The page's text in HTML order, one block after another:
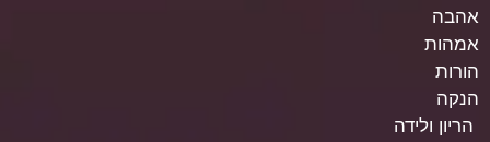
אהבה
אמהות
הורות
הנקה
הריון ולידה